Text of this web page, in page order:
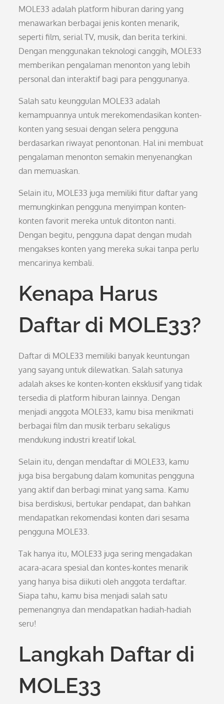
MOLE33 adalah platform hiburan daring yang
menawarkan berbagai jenis konten menarik,
seperti film, serial TV, musik, dan berita terkini.
Dengan menggunakan teknologi canggih, MOLE33
memberikan pengalaman menonton yang lebih
personal dan interaktif bagi para penggunanya.
Salah satu keunggulan MOLE33 adalah
kemampuannya untuk merekomendasikan konten-
konten yang sesuai dengan selera pengguna
berdasarkan riwayat penontonan. Hal ini membuat
pengalaman menonton semakin menyenangkan
dan memuaskan.
Selain itu, MOLE33 juga memiliki fitur daftar yang
memungkinkan pengguna menyimpan konten-
konten favorit mereka untuk ditonton nanti.
Dengan begitu, pengguna dapat dengan mudah
mengakses konten yang mereka sukai tanpa perlu
mencarinya kembali.
Kenapa Harus
Daftar di MOLE33?
Daftar di MOLE33 memiliki banyak keuntungan
yang sayang untuk dilewatkan. Salah satunya
adalah akses ke konten-konten eksklusif yang tidak
tersedia di platform hiburan lainnya. Dengan
menjadi anggota MOLE33, kamu bisa menikmati
berbagai film dan musik terbaru sekaligus
mendukung industri kreatif lokal.
Selain itu, dengan mendaftar di MOLE33, kamu
juga bisa bergabung dalam komunitas pengguna
yang aktif dan berbagi minat yang sama. Kamu
bisa berdiskusi, bertukar pendapat, dan bahkan
mendapatkan rekomendasi konten dari sesama
pengguna MOLE33.
Tak hanya itu, MOLE33 juga sering mengadakan
acara-acara spesial dan kontes-kontes menarik
yang hanya bisa diikuti oleh anggota terdaftar.
Siapa tahu, kamu bisa menjadi salah satu
pemenangnya dan mendapatkan hadiah-hadiah
seru!
Langkah Daftar di
MOLE33